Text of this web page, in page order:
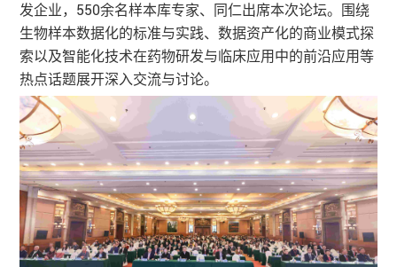
发企业，550余名样本库专家、同仁出席本次论坛。围绕
生物样本数据化的标准与实践、数据资产化的商业模式探
索以及智能化技术在药物研发与临床应用中的前沿应用等
热点话题展开深入交流与讨论。